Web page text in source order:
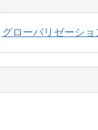
グローバリゼーショ